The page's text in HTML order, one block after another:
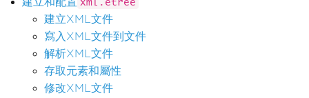
xml.etree
建立XML文件
寫入XML文件到文件
解析XML文件
存取元素和屬性
修改XML文件